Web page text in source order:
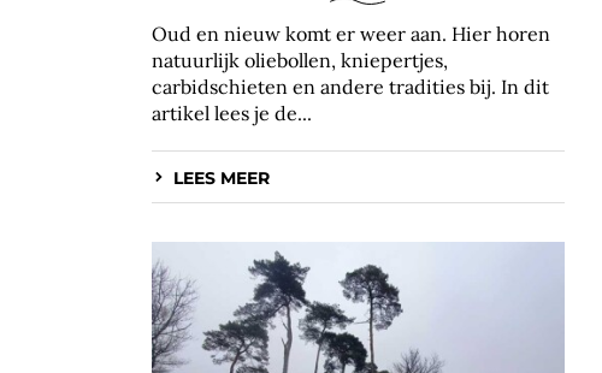
Oud en nieuw komt er weer aan. Hier horen
natuurlijk oliebollen, kniepertjes,
carbidschieten en andere tradities bij. In dit
artikel lees je de...
LEES MEER